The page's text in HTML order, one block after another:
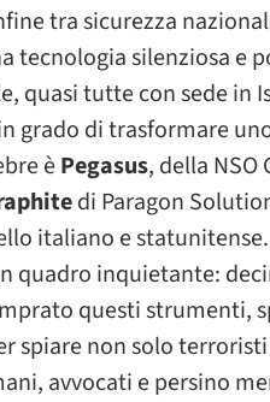
tra sicurezza
tecnologia silenziosa e
quasi tutte con sede in
grado di trasformare
èPegasus, della NSO
di Paragon
italiano e
quadro inquietante:
questi strumenti,
spiare non solo
avvocati e persino